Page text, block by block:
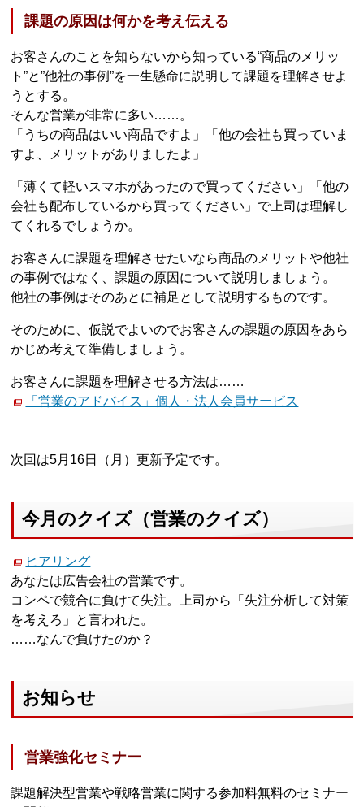
課題の原因は何かを考え伝える
お客さんのことを知らないから知っている“商品のメリッ
ト”と”他社の事例”を一生懸命に説明して課題を理解させよ
うとする。
そんな営業が非常に多い……。
「うちの商品はいい商品ですよ」「他の会社も買っていま
すよ、メリットがありましたよ」
「薄くて軽いスマホがあったので買ってください」「他の
会社も配布しているから買ってください」で上司は理解し
てくれるでしょうか。
お客さんに課題を理解させたいなら商品のメリットや他社
の事例ではなく、課題の原因について説明しましょう。
他社の事例はそのあとに補足として説明するものです。
そのために、仮説でよいのでお客さんの課題の原因をあら
かじめ考えて準備しましょう。
お客さんに課題を理解させる方法は……
「営業のアドバイス」個人・法人会員サービス
次回は5月16日（月）更新予定です。
今月のクイズ（営業のクイズ）
ヒアリング
あなたは広告会社の営業です。
コンペで競合に負けて失注。上司から「失注分析して対策
を考えろ」と言われた。
……なんで負けたのか？
お知らせ
営業強化セミナー
課題解決型営業や戦略営業に関する参加料無料のセミナー